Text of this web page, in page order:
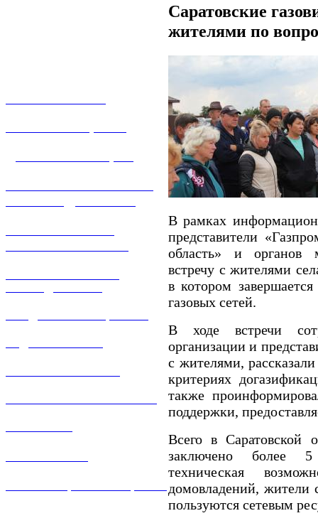
Саратовские
жителями по
В рамках
представители
область» и органов
встречу с жителями
в котором завершается
газовых сетей.
В ходе встречи
организации и
с жителями,
критериях
также
поддержки,
Всего в Саратовской
заключено более 5
техническая
домовладений,
пользуются сетевым